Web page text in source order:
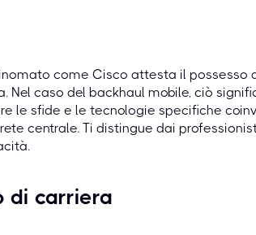
come Cisco attesta il possesso
Nel caso del backhaul mobile, ciò
le sfide e le tecnologie specifiche
centrale. Ti distingue dai
di carriera